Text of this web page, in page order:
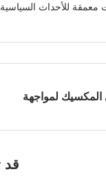
معمقة للأحداث السياسية
لمواجهة
قد